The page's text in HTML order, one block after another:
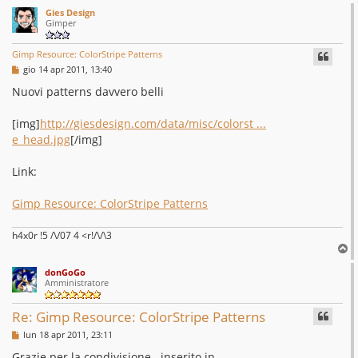
Gies Design
Gimper
Gimp Resource: ColorStripe Patterns
M
e
s
s
g
g
gio 14 apr 2011, 13:40
Nuovi patterns davvero belli
[img]http://giesdesign.com/data/misc/colorst ...
e_head.jpg[/img]
Link:
Gimp Resource: ColorStripe Patterns
h4x0r !5 /\/07 4 <r!/\/\3
o
donGoGo
Amministratore
Re: Gimp Resource: ColorStripe Patterns
M
s
lun 18 apr 2011, 23:11